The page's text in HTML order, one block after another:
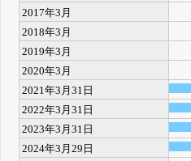
2017年3月
2018年3月
2019年3月
2020年3月
2021年3月31日
2022年3月31日
2023年3月31日
2024年3月29日